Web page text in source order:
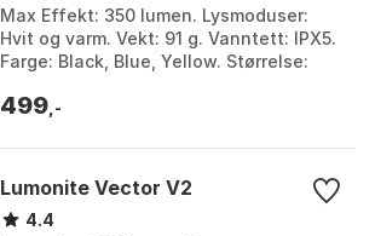
Max Effekt: 350 lumen. Lysmoduser:
Hvit og varm. Vekt: 91 g. Vanntett: IPX5.
Farge: Black, Blue, Yellow. Størrelse:
499 ,-
Lumonite Vector V2
4.4